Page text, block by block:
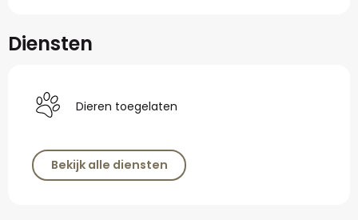
Diensten
Dieren toegelaten
Bekijk alle diensten